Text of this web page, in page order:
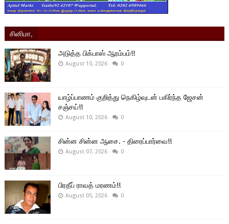
சினிமா,
அடுத்த பிக்பாஸ் ஆரம்பம்!!
August 10, 2026 0
யாழ்ப்பாணம் குறித்து நெகிழ்வுடன் பகிர்ந்த ஜேசன்
சஞ்சய்!!
August 10, 2026 0
சின்ன சின்ன ஆசை. - திரைப்பார்வை!!
August 07, 2026 0
பிரதீப் ராவத் மரணம்!!
August 05, 2026 0